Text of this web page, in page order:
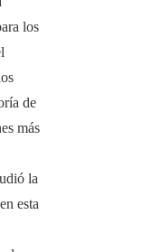
los
de
más
la
esta